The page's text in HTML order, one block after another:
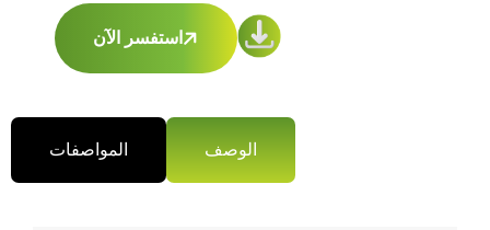
استفسر الآن
المواصفات الوصف